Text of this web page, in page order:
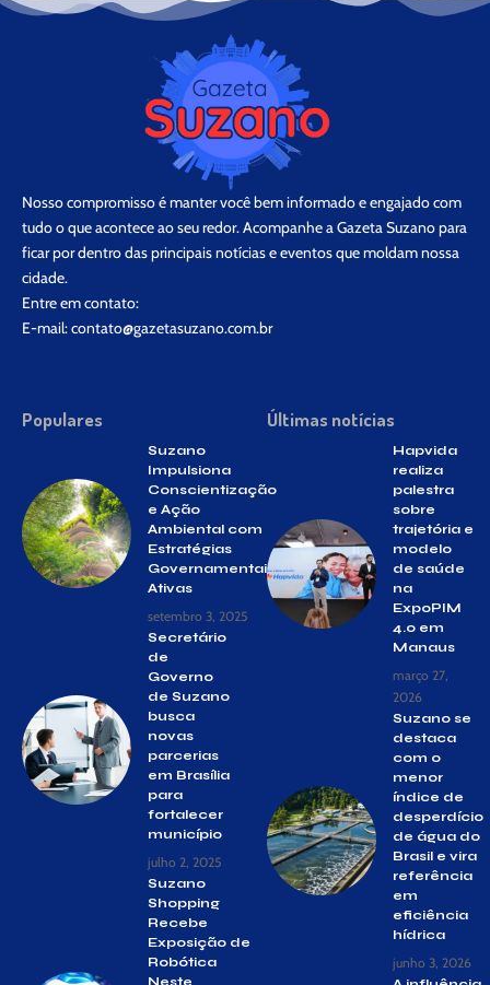
Nosso compromisso é manter você bem informado e engajado com
tudo o que acontece ao seu redor. Acompanhe a Gazeta Suzano para
ficar por dentro das principais notícias e eventos que moldam nossa
cidade.
Entre em contato:
E-mail:contato@gazetasuzano.com.br
Populares
Suzano
Impulsiona
Conscientização
e Ação
Ambiental com
Estratégias
Governamentais
Ativas
setembro 3, 2025
Secretário
de
Governo
de Suzano
busca
novas
parcerias
em Brasília
para
fortalecer
município
julho 2, 2025
Suzano
Shopping
Recebe
Exposição de
Robótica
Neste
Últimas notícias
Hapvida
realiza
palestra
sobre
trajetória e
modelo
de saúde
na
ExpoPIM
4.0 em
Manaus
março 27,
2026
Suzano se
destaca
com o
menor
índice de
desperdício
de água do
Brasil e vira
referência
em
eficiência
hídrica
junho 3, 2026